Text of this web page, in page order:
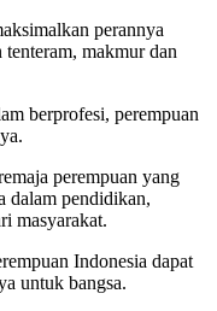
perannya
makmur dan
berprofesi, perempuan
perempuan yang
dalam pendidikan,
masyarakat.
Indonesia dapat
untuk bangsa.